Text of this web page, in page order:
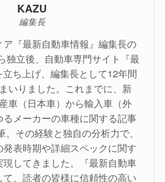
KAZU
編集長
ア『最新自動車情報』編集長の
独立後、自動車専門サイト『最
ち上げ、編集長として12年間
いりました。これまでに、新
車（日本車）から輸入車（外
メーカーの車種に関する記事
その経験と独自の分析力で、
表時期や詳細スペックに関す
現してきました。『最新自動車
、読者の皆様に信頼性の高い